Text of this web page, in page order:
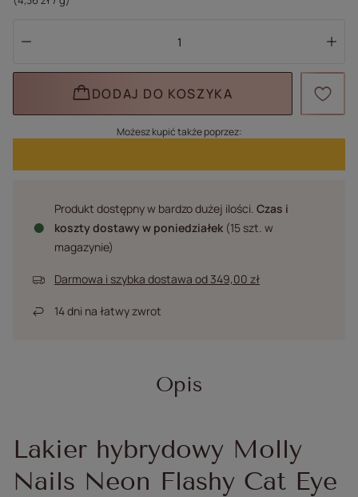
DODAJ DO KOSZYKA
Możesz kupić także poprzez:
Produkt dostępny w bardzo dużej ilości Czas i
koszty dostawyw poniedziałek (15 szt. w
magazynie)
Darmowa i szybka dostawa od 349,00 zł
14dni na łatwy zwrot
Opis
Lakier hybrydowy Molly
Nails Neon Flashy Cat Eye